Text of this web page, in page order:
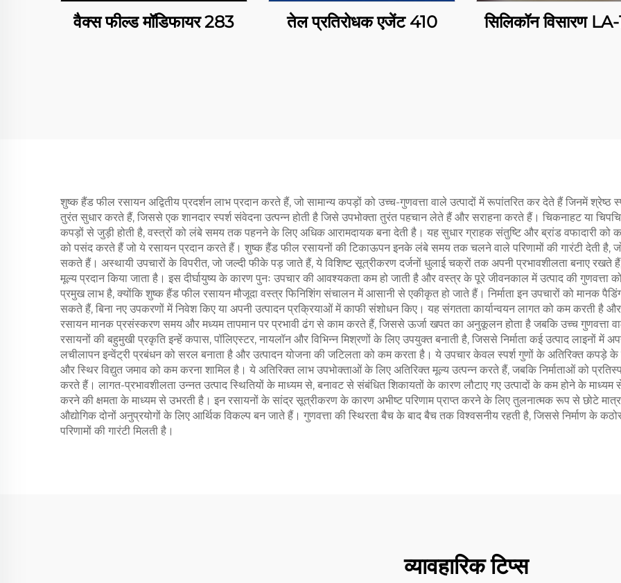
वैक्स फील्ड मॉडिफायर 283 तेल प्रतिरोधक एजेंट 410 सिलिकॉन विसारण
शुष्क हैंड फील रसायन अद्वितीय प्रदर्शन लाभ प्रदान करते हैं, जो सामान्य कपड़ों को उच्च-गुणवत्ता वाले उत्पादों में रूपांतरित कर देते हैं जिनमें
तुरंत सुधार करते हैं, जिससे एक शानदार स्पर्श संवेदना उत्पन्न होती है जिसे उपभोक्ता तुरंत पहचान लेते हैं और सराहना करते हैं। चिकनाहट या
कपड़ों से जुड़ी होती है, वस्त्रों को लंबे समय तक पहनने के लिए अधिक आरामदायक बना देती है। यह सुधार ग्राहक संतुष्टि और ब्रांड वफादारी को
को पसंद करते हैं जो ये रसायन प्रदान करते हैं। शुष्क हैंड फील रसायनों की टिकाऊपन इनके लंबे समय तक चलने वाले परिणामों की गारंटी देती है,
सकते हैं। अस्थायी उपचारों के विपरीत, जो जल्दी फीके पड़ जाते हैं, ये विशिष्ट सूत्रीकरण दर्जनों धुलाई चक्रों तक अपनी प्रभावशीलता बनाए रखते
मूल्य प्रदान किया जाता है। इस दीर्घायुष्य के कारण पुनः उपचार की आवश्यकता कम हो जाती है और वस्त्र के पूरे जीवनकाल में उत्पाद की
प्रमुख लाभ है, क्योंकि शुष्क हैंड फील रसायन मौजूदा वस्त्र फिनिशिंग संचालन में आसानी से एकीकृत हो जाते हैं। निर्माता इन उपचारों को मानक
सकते हैं, बिना नए उपकरणों में निवेश किए या अपनी उत्पादन प्रक्रियाओं में काफी संशोधन किए। यह संगतता कार्यान्वयन लागत को कम करती है
रसायन मानक प्रसंस्करण समय और मध्यम तापमान पर प्रभावी ढंग से काम करते हैं, जिससे ऊर्जा खपत का अनुकूलन होता है जबकि उच्च गुणवत्ता
रसायनों की बहुमुखी प्रकृति इन्हें कपास, पॉलिएस्टर, नायलॉन और विभिन्न मिश्रणों के लिए उपयुक्त बनाती है, जिससे निर्माता कई उत्पाद लाइनों
लचीलापन इन्वेंट्री प्रबंधन को सरल बनाता है और उत्पादन योजना की जटिलता को कम करता है। ये उपचार केवल स्पर्श गुणों के अतिरिक्त कपड़े
और स्थिर विद्युत जमाव को कम करना शामिल है। ये अतिरिक्त लाभ उपभोक्ताओं के लिए अतिरिक्त मूल्य उत्पन्न करते हैं, जबकि निर्माताओं को
करते हैं। लागत-प्रभावशीलता उन्नत उत्पाद स्थितियों के माध्यम से, बनावट से संबंधित शिकायतों के कारण लौटाए गए उत्पादों के कम होने के माध्यम
करने की क्षमता के माध्यम से उभरती है। इन रसायनों के सांद्र सूत्रीकरण के कारण अभीष्ट परिणाम प्राप्त करने के लिए तुलनात्मक रूप से छोटे
औद्योगिक दोनों अनुप्रयोगों के लिए आर्थिक विकल्प बन जाते हैं। गुणवत्ता की स्थिरता बैच के बाद बैच तक विश्वसनीय रहती है, जिससे निर्माण के
परिणामों की गारंटी मिलती है।
व्यावहारिक टिप्स